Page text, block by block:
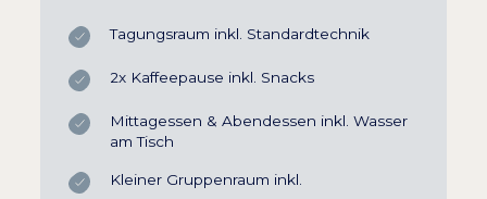
Tagungsraum inkl. Standardtechnik
2x Kaffeepause inkl. Snacks
Mittagessen & Abendessen inkl. Wasser
am Tisch
Kleiner Gruppenraum inkl.